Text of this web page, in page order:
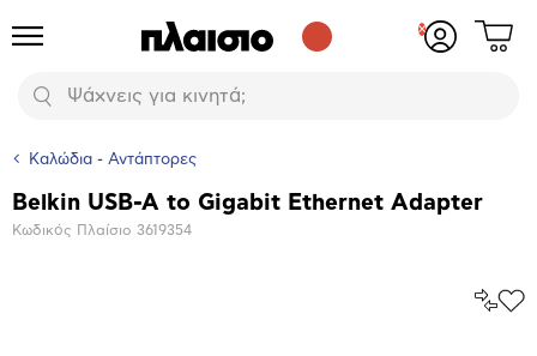
Προϊόντα
Αναζήτηση
Δες
Καλώδια - Αντάπτορες
Βασικά
Belkin USB-A to Gigabit Ethernet Adapter
Κωδικός Πλαίσιο 3619354